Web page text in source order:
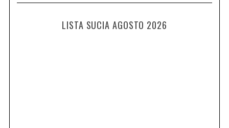
LISTA SUCIA AGOSTO 2026